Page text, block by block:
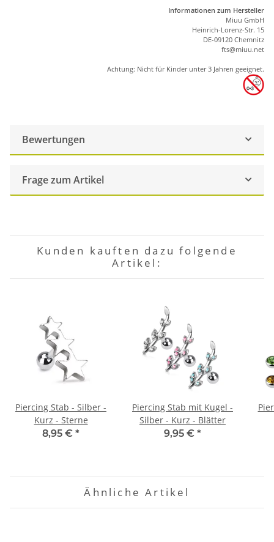
Informationen zum Hersteller
Miuu GmbH
Heinrich-Lorenz-Str. 15
DE-09120 Chemnitz
fts@miuu.net
Achtung: Nicht für Kinder unter 3 Jahren geeignet.
Bewertungen
Frage zum Artikel
Kunden kauften dazu folgende
Artikel:
Piercing Stab - Silber -
Kurz - Sterne
8,95 € *
Piercing Stab mit Kugel -
Silber - Kurz - Blätter
9,95 € *
Ähnliche Artikel